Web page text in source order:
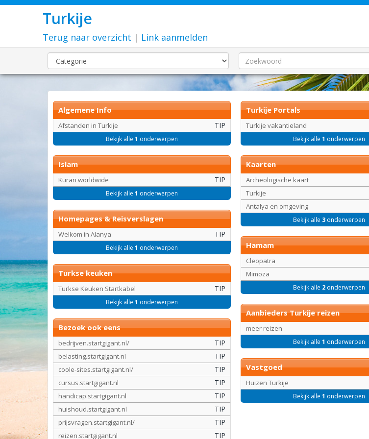
Turkije
Terug naar overzicht | Link aanmelden
Algemene Info
Afstanden in Turkije TIP
Bekijk alle 1 onderwerpen
Islam
Kuran worldwide TIP
Bekijk alle 1 onderwerpen
Homepages & Reisverslagen
Welkom in Alanya TIP
Bekijk alle 1 onderwerpen
Turkse keuken
Turkse Keuken Startkabel TIP
Bekijk alle 1 onderwerpen
Bezoek ook eens
bedrijven.startgigant.nl/ TIP
belasting.startgigant.nl TIP
coole-sites.startgigant.nl/ TIP
cursus.startgigant.nl TIP
handicap.startgigant.nl TIP
huishoud.startgigant.nl TIP
prijsvragen.startgigant.nl/ TIP
reizen.startgigant.nl TIP
Turkije Portals
Turkije vakantieland
Bekijk alle1 onderwerpen
Kaarten
Archeologische kaart
Turkije
Antalya en omgeving
Bekijk alle 3 onderwerpen
Hamam
Cleopatra
Mimoza
Bekijk alle 2 onderwerpen
Aanbieders Turkije reizen
meer reizen
Bekijk alle1 onderwerpen
Vastgoed
Huizen Turkije
Bekijk alle1 onderwerpen